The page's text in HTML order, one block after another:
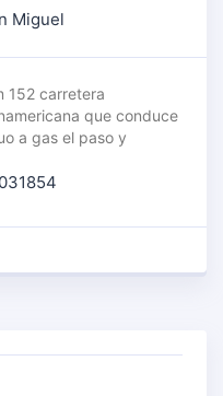
Miguel
152 carretera
que conduce
a gas el paso y